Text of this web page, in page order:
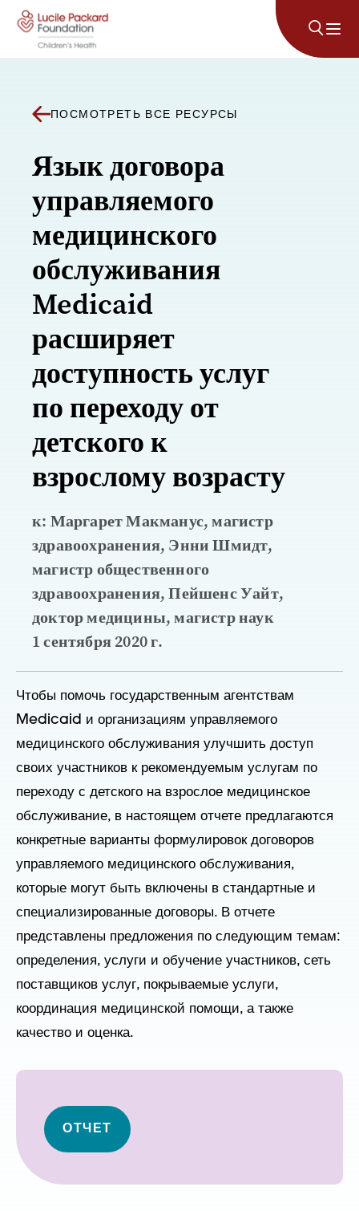
Перейти к содержанию
ПОСМОТРЕТЬ ВСЕ РЕСУРСЫ
Язык договора
управляемого
медицинского
обслуживания
Medicaid
расширяет
доступность услуг
по переходу от
детского к
взрослому возрасту
к: Маргарет Макманус, магистр
здравоохранения, Энни Шмидт,
магистр общественного
здравоохранения, Пейшенс Уайт,
доктор медицины, магистр наук
1 сентября 2020 г.
Чтобы помочь государственным агентствам
Medicaid и организациям управляемого
медицинского обслуживания улучшить доступ
своих участников к рекомендуемым услугам по
переходу с детского на взрослое медицинское
обслуживание, в настоящем отчете предлагаются
конкретные варианты формулировок договоров
управляемого медицинского обслуживания,
которые могут быть включены в стандартные и
специализированные договоры. В отчете
представлены предложения по следующим темам:
определения, услуги и обучение участников, сеть
поставщиков услуг, покрываемые услуги,
координация медицинской помощи, а также
качество и оценка.
ОТЧЕТ